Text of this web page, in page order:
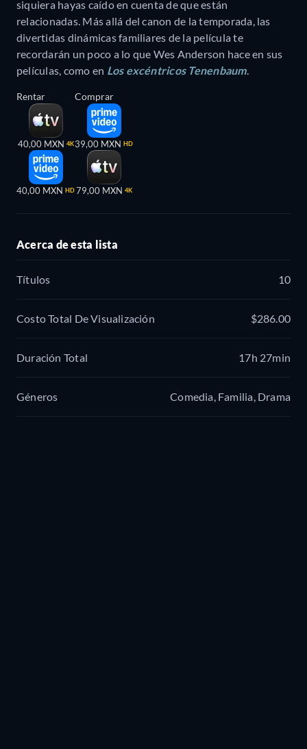
siquiera hayas caído en cuenta de que están
relacionadas. Más allá del canon de la temporada, las
divertidas dinámicas familiares de la película te
recordarán un poco a lo que Wes Anderson hace en sus
películas, como en Los excéntricos Tenenbaum.
Rentar
40,00 MXN 4K
40,00 MXN HD
Comprar
39,00 MXN HD
79,00 MXN 4K
Acerca de esta lista
Títulos 10
Costo Total De Visualización $286.00
Duración Total 17h 27min
Géneros Comedia, Familia, Drama